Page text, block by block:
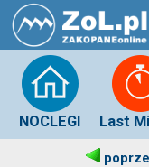
NOCLEGI Last